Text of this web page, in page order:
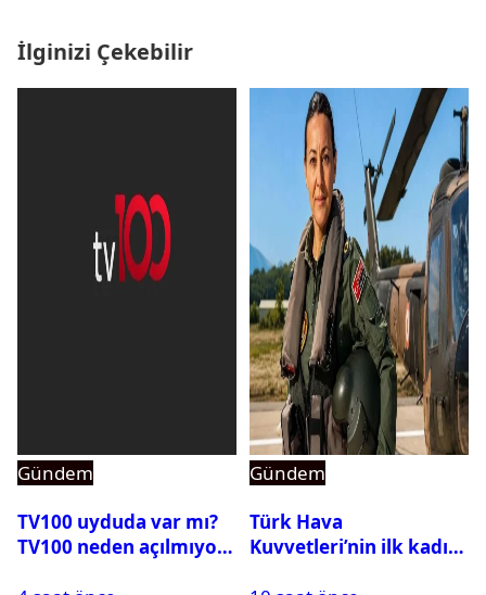
İlginizi Çekebilir
Gündem
TV100 uyduda var mı?
TV100 neden açılmıyor?
Gündem
Türk Hava
Kuvvetleri’nin ilk kadın